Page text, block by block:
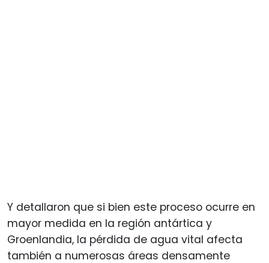
Y detallaron que si bien este proceso ocurre en
mayor medida en la región antártica y
Groenlandia, la pérdida de agua vital afecta
también a numerosas áreas densamente